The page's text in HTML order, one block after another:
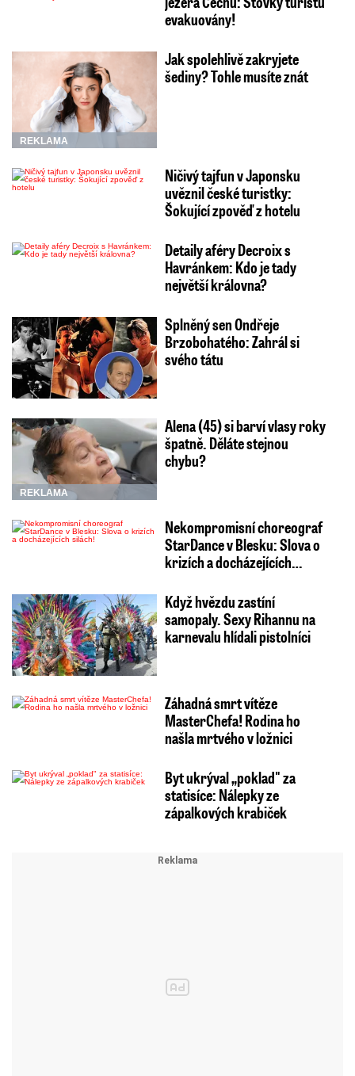
evakuovány!
REKLAMA
Jak spolehlivě zakryjete
šediny? Tohle musíte znát
Ničivý tajfun v Japonsku
uvěznil české turistky:
Šokující zpověď z hotelu
Detaily aféry Decroix s
Havránkem: Kdo je tady
největší královna?
Splněný sen Ondřeje
Brzobohatého: Zahrál si
svého tátu
REKLAMA
Alena (45) si barví vlasy roky
špatně. Děláte stejnou
chybu?
Nekompromisní choreograf
StarDance v Blesku: Slova o
krizích a docházejících…
Když hvězdu zastíní
samopaly. Sexy Rihannu na
karnevalu hlídali pistolníci
Záhadná smrt vítěze
MasterChefa! Rodina ho
našla mrtvého v ložnici
Byt ukrýval „poklad" za
statisíce: Nálepky ze
zápalkových krabiček